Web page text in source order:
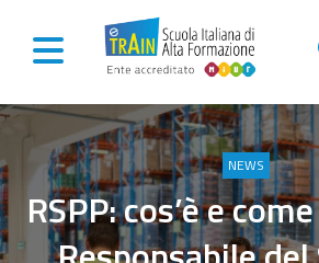
Vai al contenuto
NEWS
RSPP: cos’è e